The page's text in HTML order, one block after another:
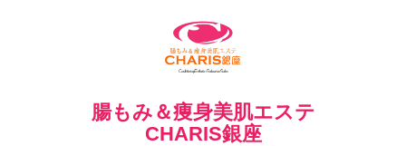
腸もみ＆痩身美肌エステ
CHARIS銀座